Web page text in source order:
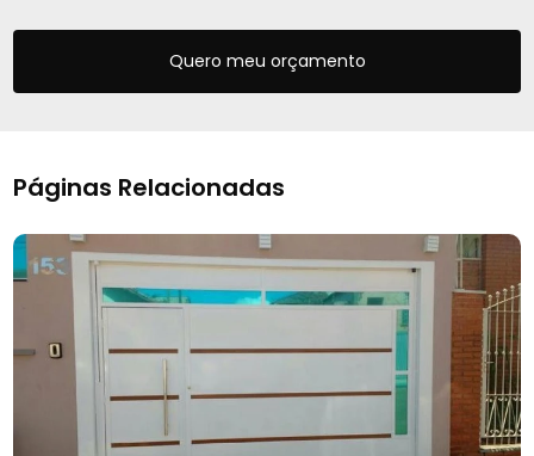
Quero meu orçamento
Páginas Relacionadas